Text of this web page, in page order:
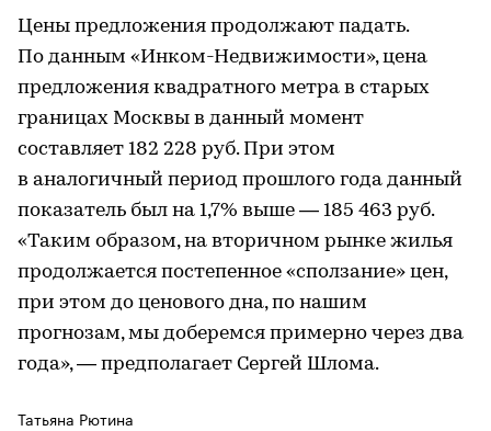
Цены предложения продолжают падать.
По данным «Инком-Недвижимости», цена
предложения квадратного метра в старых
границах Москвы в данный момент
составляет 182 228 руб. При этом
в аналогичный период прошлого года данный
показатель был на 1,7% выше — 185 463 руб.
«Таким образом, на вторичном рынке жилья
продолжается постепенное «сползание» цен,
при этом до ценового дна, по нашим
прогнозам, мы доберемся примерно через два
года», — предполагает Сергей Шлома.
Татьяна Рютина